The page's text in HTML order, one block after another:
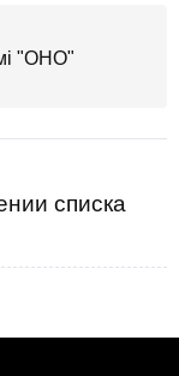
"ОНО"
списка